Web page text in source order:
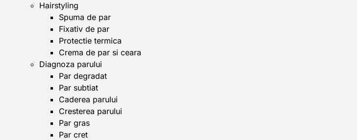
Hairstyling
Spuma de par
Fixativ de par
Protectie termica
Crema de par si ceara
Diagnoza parului
Par degradat
Par subtiat
Caderea parului
Cresterea parului
Par gras
Par cret